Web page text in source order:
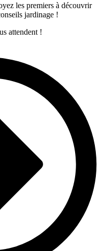
les premiers à découvrir
jardinage !
attendent !